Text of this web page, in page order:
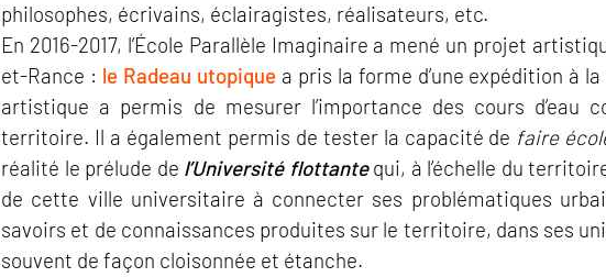
philosophes, écrivains, éclairagistes, réalisateurs, etc.
En 2016-2017, l’École Parallèle Imaginaire a mené un projet
et-Rance : le Radeau utopique a pris la forme d’une expédition à
artistique a permis de mesurer l’importance des cours d’eau
territoire. Il a également permis de tester la capacité de faire
réalité le prélude de l’Université flottantequi, à l’échelle du
de cette ville universitaire à connecter ses problématiques
savoirs et de connaissances produites sur le territoire, dans ses
souvent de façon cloisonnée et étanche.